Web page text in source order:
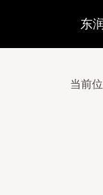
东
当前位